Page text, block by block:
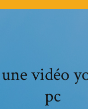
vidéo
pc